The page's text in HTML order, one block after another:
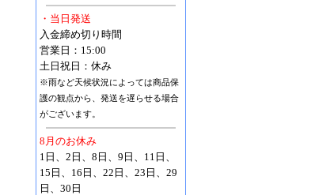
・当日発送
入金締め切り時間
営業日：15:00
土日祝日：休み
※雨など天候状況によっては商品保
護の観点から、発送を遅らせる場合
がございます。
8月のお休み
1日、2日、8日、9日、11日、
15日、16日、22日、23日、29
日、30日